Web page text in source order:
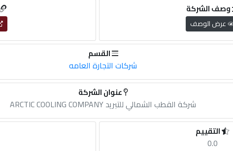
وصف الشركة
عرض الوصف
القسم
شركات التجارة العامه
عنوان الشركة
شركة القطب الشمالي للتبريد ARCTIC COOLING COMPANY
التقييم
0.0